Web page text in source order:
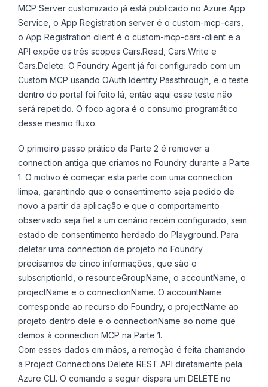
MCP Server customizado já está publicado no Azure App
Service, o App Registration server é o custom-mcp-cars,
o App Registration client é o custom-mcp-cars-client e a
API expõe os três scopes Cars.Read, Cars.Write e
Cars.Delete. O Foundry Agent já foi configurado com um
Custom MCP usando OAuth Identity Passthrough, e o teste
dentro do portal foi feito lá, então aqui esse teste não
será repetido. O foco agora é o consumo programático
desse mesmo fluxo.
O primeiro passo prático da Parte 2 é remover a
connection antiga que criamos no Foundry durante a Parte
1. O motivo é começar esta parte com uma connection
limpa, garantindo que o consentimento seja pedido de
novo a partir da aplicação e que o comportamento
observado seja fiel a um cenário recém configurado, sem
estado de consentimento herdado do Playground. Para
deletar uma connection de projeto no Foundry
precisamos de cinco informações, que são o
subscriptionId, o resourceGroupName, o accountName, o
projectName e o connectionName. O accountName
corresponde ao recurso do Foundry, o projectName ao
projeto dentro dele e o connectionName ao nome que
demos à connection MCP na Parte 1.
Com esses dados em mãos, a remoção é feita chamando
a Project Connections Delete REST API diretamente pela
Azure CLI. O comando a seguir dispara um DELETE no